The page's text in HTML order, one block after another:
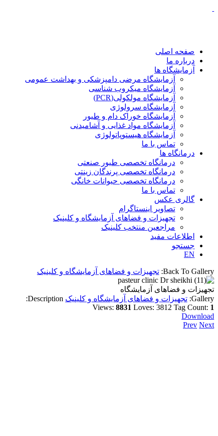
صفحه اصلی
درباره ما
آزمایشگاه ها
آزمایشگاه مرضی دامپزشکی و بهداشت عمومی
آزمایشگاه میکروب شناسی
آزمایشگاه مولکولی(PCR)
آزمایشگاه سرولوژی
آزمایشگاه خوراک دام و طیور
آزمایشگاه مواد غذایی و آشامیدنی
آزمایشگاه هیستوپاتولوژی
تماس با ما
درمانگاه ها
درمانگاه تخصصی طیور صنعتی
درمانگاه تخصصی پرندگان زینتی
درمانگاه تخصصی حیوانات خانگی
تماس با ما
گالری عکس
تصاویر اینستاگرام
تجهیزات و فضاهای آزمایشگاه و کلینیک
مراجعین منتخب کلینیک
اطلاعات مفید
جستجو
EN
Back To Gallery: تجهیزات و فضاهای آزمایشگاه و کلینیک
تجهیزات و فضاهای آزمایشگاه
Gallery: تجهیزات و فضاهای آزمایشگاه و کلینیک Description:
Views: 8831 Loves: 3812 Tag Count: 1
Download
Prev Next